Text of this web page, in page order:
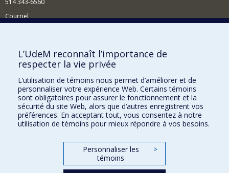
514 343-6560
Courriel
Comment soutenir le Département?
BESOIN D'AIDE?
Plan du site
Signaler une erreur
Accessibilité
FACULTÉ DES ARTS ET DES SCIENCES
Nos départements et écoles
L’UdeM reconnaît l’importance de
respecter la vie privée
L’utilisation de témoins nous permet d’améliorer et de
personnaliser votre expérience Web. Certains témoins
sont obligatoires pour assurer le fonctionnement et la
sécurité du site Web, alors que d’autres enregistrent vos
préférences. En acceptant tout, vous consentez à notre
utilisation de témoins pour mieux répondre à vos besoins.
Personnaliser les
témoins
>